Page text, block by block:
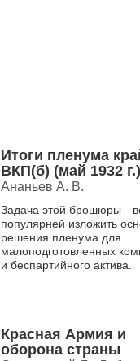
Итоги пленума
ВКП(б) (май 1932 г.)
Ананьев А. В.
Задача этой
популярней изложить
решения пленума для
малоподготовленных
и беспартийного актива.
Красная Армия и
оборона страны